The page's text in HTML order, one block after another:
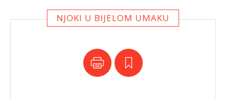
NJOKI U BIJELOM UMAKU